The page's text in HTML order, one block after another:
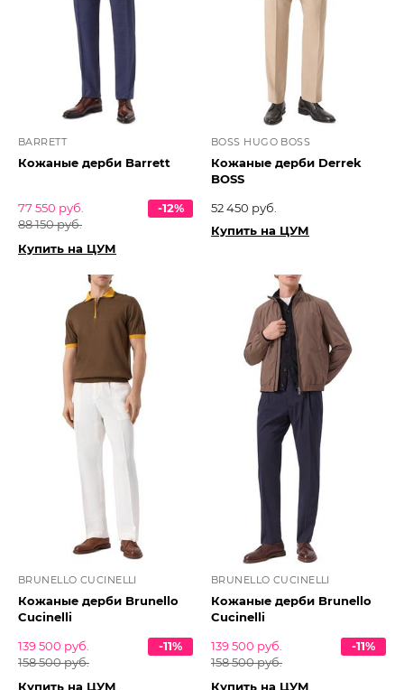
BARRETT
Кожаные дерби Barrett
77 550 руб.
88 150 руб.
-12%
Купить на ЦУМ
BOSS HUGO BOSS
Кожаные дерби Derrek
BOSS
52 450 руб.
Купить на ЦУМ
BRUNELLO CUCINELLI
Кожаные дерби Brunello
Cucinelli
139 500 руб.
158 500 руб.
-11%
Купить на ЦУМ
BRUNELLO CUCINELLI
Кожаные дерби Brunello
Cucinelli
139 500 руб.
158 500 руб.
-11%
Купить на ЦУМ